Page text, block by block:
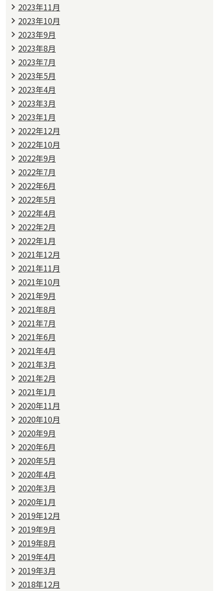
2023年11月
2023年10月
2023年9月
2023年8月
2023年7月
2023年5月
2023年4月
2023年3月
2023年1月
2022年12月
2022年10月
2022年9月
2022年7月
2022年6月
2022年5月
2022年4月
2022年2月
2022年1月
2021年12月
2021年11月
2021年10月
2021年9月
2021年8月
2021年7月
2021年6月
2021年4月
2021年3月
2021年2月
2021年1月
2020年11月
2020年10月
2020年9月
2020年6月
2020年5月
2020年4月
2020年3月
2020年1月
2019年12月
2019年9月
2019年8月
2019年4月
2019年3月
2018年12月